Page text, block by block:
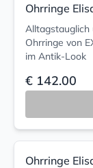
Ohrringe
Alltagstauglich
Ohrringe von
im Antik-Look
€ 142.00
Ohrringe